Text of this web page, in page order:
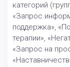
категорий
«Запрос
поддержка»,
терапии»,
«Запрос на